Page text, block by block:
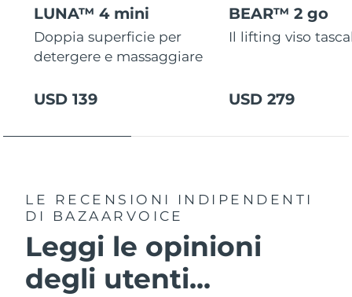
LUNA™ 4 mini
Doppia superficie per
detergere e massaggiare
USD 139
BEAR™ 2 go
Il lifting viso
USD 279
LE RECENSIONI INDIPENDENTI
DI BAZAARVOICE
Leggi le opinioni
degli utenti...